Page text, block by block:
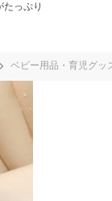
っぷり
ベビー用品・育児グッ